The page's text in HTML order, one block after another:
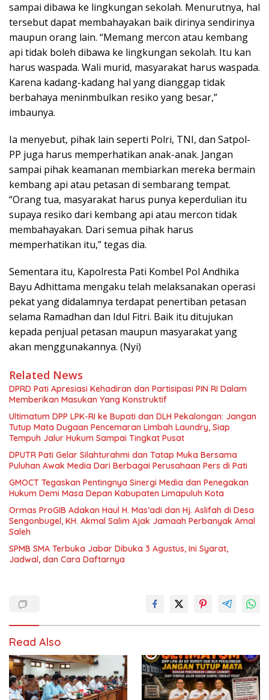
sampai dibawa ke lingkungan sekolah. Menurutnya, hal
tersebut dapat membahayakan baik dirinya sendirinya
maupun orang lain. “Memang mercon atau kembang
api tidak boleh dibawa ke lingkungan sekolah. Itu kan
harus waspada. Wali murid, masyarakat harus waspada.
Karena kadang-kadang hal yang dianggap tidak
berbahaya meninmbulkan resiko yang besar,”
imbaunya.
Ia menyebut, pihak lain seperti Polri, TNI, dan Satpol-
PP juga harus memperhatikan anak-anak. Jangan
sampai pihak keamanan membiarkan mereka bermain
kembang api atau petasan di sembarang tempat.
“Orang tua, masyarakat harus punya keperdulian itu
supaya resiko dari kembang api atau mercon tidak
membahayakan. Dari semua pihak harus
memperhatikan itu,” tegas dia.
Sementara itu, Kapolresta Pati Kombel Pol Andhika
Bayu Adhittama mengaku telah melaksanakan operasi
pekat yang didalamnya terdapat penertiban petasan
selama Ramadhan dan Idul Fitri. Baik itu ditujukan
kepada penjual petasan maupun masyarakat yang
akan menggunakannya. (Nyi)
Related News
DPRD Pati Apresiasi Kehadiran dan Partisipasi PIN RI Dalam
Memberikan Masukan Yang Konstruktif
Ultimatum DPP LPK-RI ke Bupati dan DLH Pekalongan: Jangan
Tutup Mata Dugaan Pencemaran Limbah Laundry, Siap
Tempuh Jalur Hukum Sampai Tingkat Pusat
DPUTR Pati Gelar Silahturahmi dan Tatap Muka Bersama
Puluhan Awak Media Dari Berbagai Perusahaan Pers di Pati
GMOCT Tegaskan Pentingnya Sinergi Media dan Penegakan
Hukum Demi Masa Depan Kabupaten Limapuluh Kota
Ormas ProGIB Adakan Haul H. Mas’adi dan Hj. Aslifah di Desa
Sengonbugel, KH. Akmal Salim Ajak Jamaah Perbanyak Amal
Saleh
SPMB SMA Terbuka Jabar Dibuka 3 Agustus, Ini Syarat,
Jadwal, dan Cara Daftarnya
Read Also